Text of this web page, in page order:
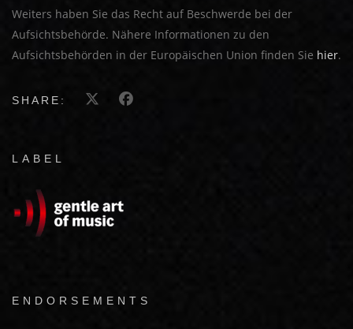
Weiters haben Sie das Recht auf Beschwerde bei der
Aufsichtsbehörde. Nähere Informationen zu den
Aufsichtsbehörden in der Europäischen Union finden Sie hier.
SHARE:
LABEL
ENDORSEMENTS